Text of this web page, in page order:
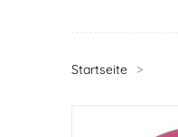
Startseite >